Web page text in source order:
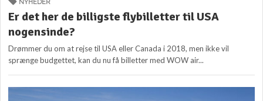
NYHEDER
Er det her de billigste flybilletter til USA
nogensinde?
Drømmer du om at rejse til USA eller Canada i 2018, men ikke vil
sprænge budgettet, kan du nu få billetter med WOW air...